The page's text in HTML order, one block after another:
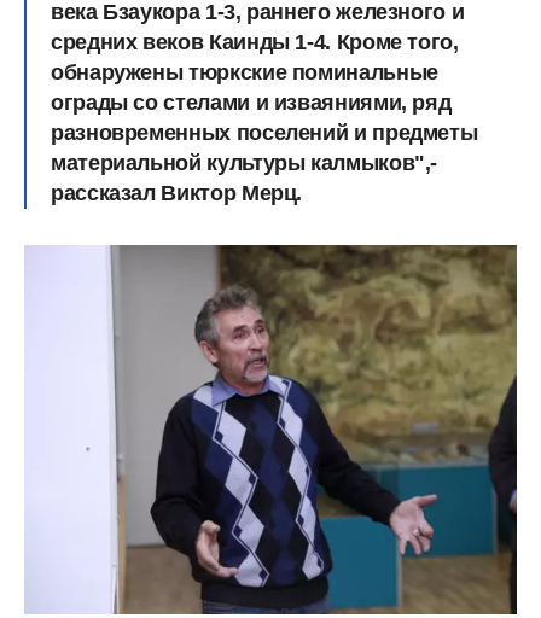
века Бзаукора 1-3, раннего железного и
средних веков Каинды 1-4. Кроме того,
обнаружены тюркские поминальные
ограды со стелами и изваяниями, ряд
разновременных поселений и предметы
материальной культуры калмыков",-
рассказал Виктор Мерц.